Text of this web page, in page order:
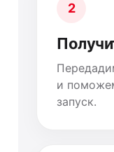
2
и
запуск.